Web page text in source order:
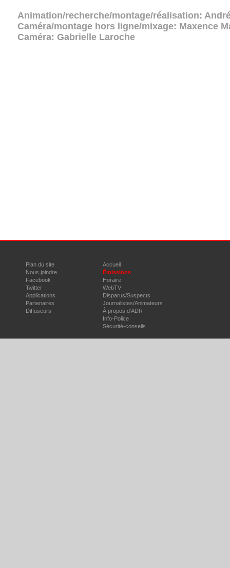
Animation/recherche/montage/réalisation:
Caméra/montage hors ligne/mixage: Maxence
Caméra: Gabrielle Laroche
Plan du site
Nous joindre
Facebook
Twitter
Applications
Partenaires
Diffuseurs
Accueil
Émissions
Horaire
WebTV
Disparus/Suspects
Journalistes/Animateurs
À propos d'ADR
Info-Police
Sécurité-conseils